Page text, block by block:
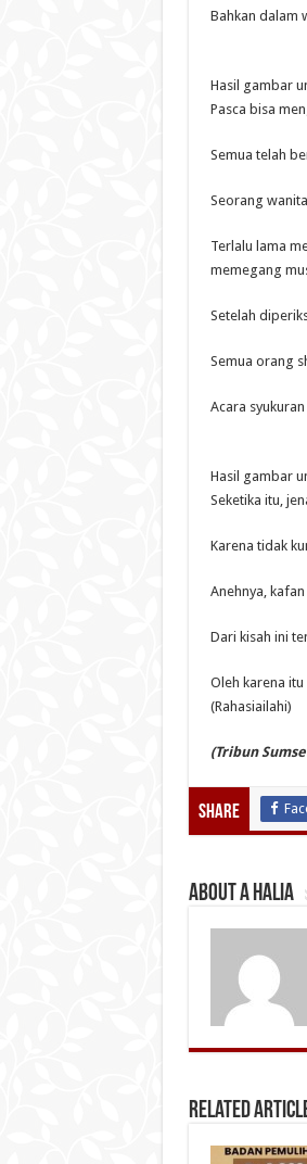
Bahkan dalam
Hasil gambar
Pasca bisa
Semua telah
Seorang
Terlalu lama
memegang
Setelah
Semua orang
Acara
Hasil gambar
Seketika itu,
Karena tidak
Anehnya,
Dari kisah ini
Oleh karena
(Rahasiailahi)
(Tribun
Share
About A Halia
Related